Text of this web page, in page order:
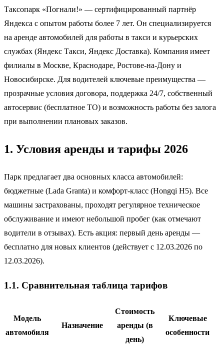
Таксопарк «Погнали!» — сертифицированный партнёр
Яндекса с опытом работы более 7 лет. Он специализируется
на аренде автомобилей для работы в такси и курьерских
службах (Яндекс Такси, Яндекс Доставка). Компания имеет
филиалы в Москве, Краснодаре, Ростове-на-Дону и
Новосибирске. Для водителей ключевые преимущества —
прозрачные условия договора, поддержка 24/7, собственный
автосервис (бесплатное ТО) и возможность работы без залога
при выполнении плановых заказов.
1. Условия аренды и тарифы 2026
Парк предлагает два основных класса автомобилей:
бюджетные (Lada Granta) и комфорт-класс (Hongqi H5). Все
машины застрахованы, проходят регулярное техническое
обслуживание и имеют небольшой пробег (как отмечают
водители в отзывах). Есть акция: первый день аренды —
бесплатно для новых клиентов (действует с 12.03.2026 по
12.03.2026).
1.1. Сравнительная таблица тарифов
Модель
автомобиля
Назначение
Стоимость
аренды (в
день)
Ключевые
особенности